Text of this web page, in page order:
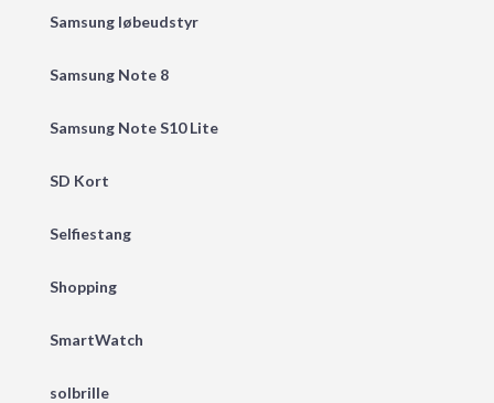
Samsung løbeudstyr
Samsung Note 8
Samsung Note S10 Lite
SD Kort
Selfiestang
Shopping
SmartWatch
solbrille